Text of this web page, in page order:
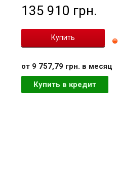
135 910 грн.
от 9 757,79 грн. в месяц
Купить в кредит